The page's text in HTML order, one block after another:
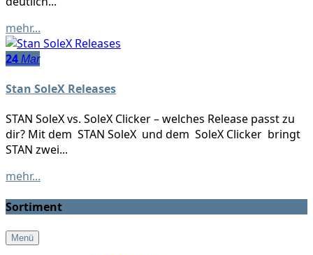
mehr...
24 Mar
Stan SoleX Releases
STAN SoleX vs. SoleX Clicker – welches Release passt zu
dir? Mit dem STAN SoleX und dem SoleX Clicker bringt
STAN zwei...
mehr...
Sortiment
Menü